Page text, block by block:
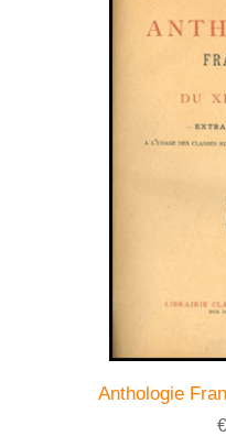
Anthologie